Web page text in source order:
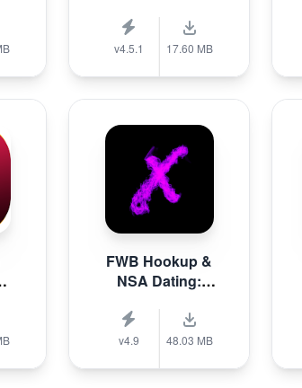
v4.5.1 17.60 MB
FWB Hookup &
NSA Dating:
v4.9 48.03 MB